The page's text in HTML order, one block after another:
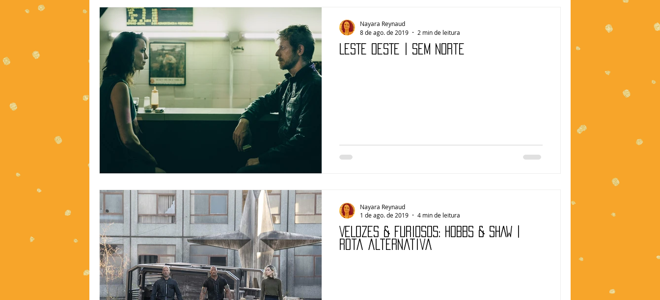
LESTE OESTE | Sem Norte
Nayara Reynaud
8 de ago. de 2019
2 min de leitura
VELOZES & FURIOSOS: HOBBS & SHAW |
Rota alternativa
Nayara Reynaud
1 de ago. de 2019
4 min de leitura